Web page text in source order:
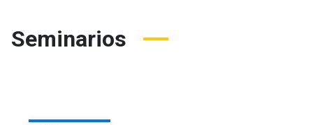
Seminarios